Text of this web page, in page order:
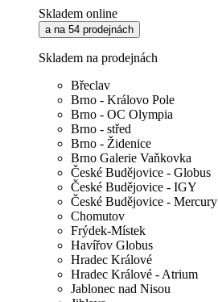
Skladem online
a na 54 prodejnách
Skladem na prodejnách
Břeclav
Brno - Královo Pole
Brno - OC Olympia
Brno - střed
Brno - Židenice
Brno Galerie Vaňkovka
České Budějovice - Globus
České Budějovice - IGY
České Budějovice - Mercury
Chomutov
Frýdek-Místek
Havířov Globus
Hradec Králové
Hradec Králové - Atrium
Jablonec nad Nisou